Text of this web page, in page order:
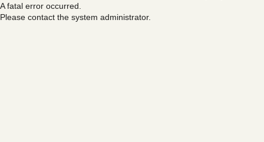
A fatal error occurred.
Please contact the system administrator.